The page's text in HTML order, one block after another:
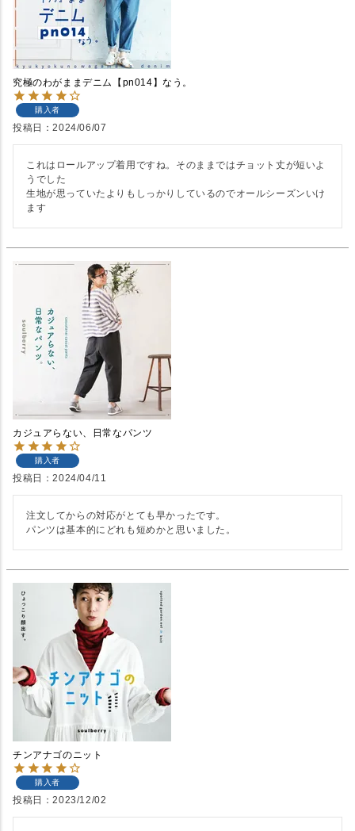
究極のわがままデニム【pn014】なう。
購入者
投稿日 2024/06/07
これはロールアップ着用ですね。そのままではチョット丈が短いよ
うでした
生地が思っていたよりもしっかりしているのでオールシーズンいけ
ます
カジュアらない、日常なパンツ
購入者
投稿日 2024/04/11
注文してからの対応がとても早かったです。
パンツは基本的にどれも短めかと思いました。
チンアナゴのニット
購入者
投稿日 2023/12/02